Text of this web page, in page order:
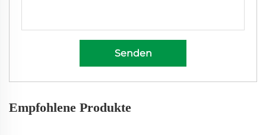
Senden
Empfohlene Produkte